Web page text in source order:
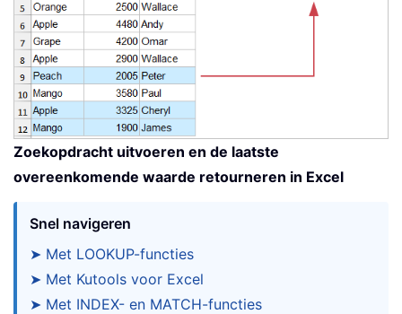
Zoekopdracht uitvoeren en de laatste
overeenkomende waarde retourneren in Excel
Snel navigeren
➤ Met LOOKUP-functies
➤ Met Kutools voor Excel
➤ Met INDEX- en MATCH-functies